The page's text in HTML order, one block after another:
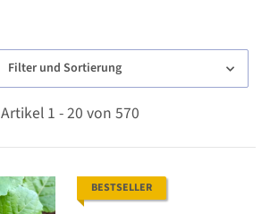
Filter und Sortierung
Artikel 1 - 20 von 570
BESTSELLER